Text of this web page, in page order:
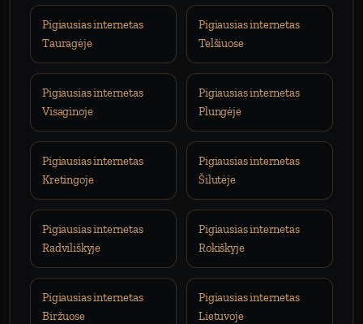
Pigiausias internetas
Tauragėje
Pigiausias internetas
Telšiuose
Pigiausias internetas
Visaginoje
Pigiausias internetas
Plungėje
Pigiausias internetas
Kretingoje
Pigiausias internetas
Šilutėje
Pigiausias internetas
Radviliškyje
Pigiausias internetas
Rokiškyje
Pigiausias internetas
Biržuose
Pigiausias internetas
Lietuvoje